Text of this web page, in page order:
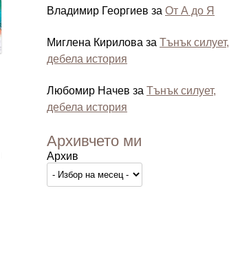
Владимир Георгиев за От А до Я
Миглена Кирилова за Тънък силует,
дебела история
Любомир Начев за Тънък силует,
дебела история
Архивчето ми
Архив